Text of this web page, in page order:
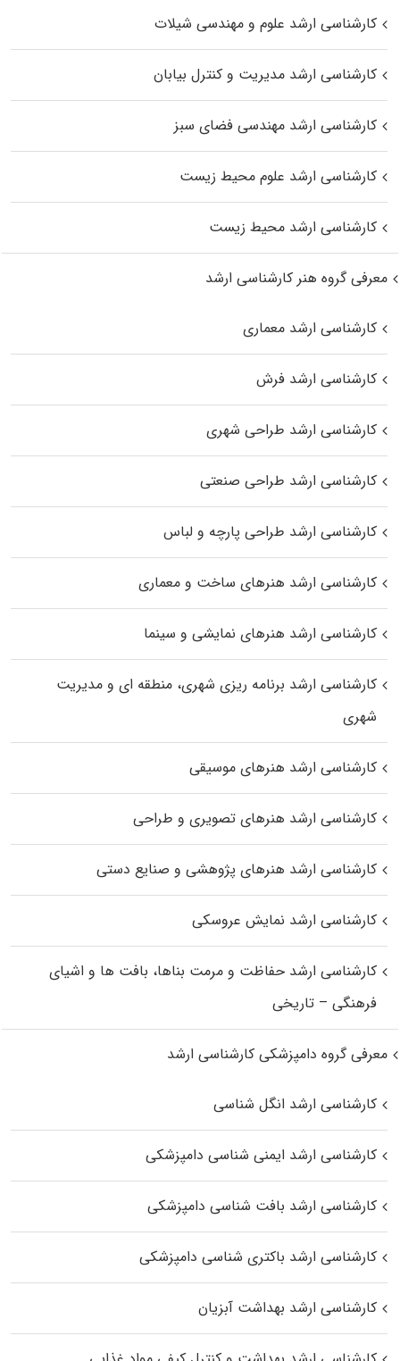
کارشناسی ارشد علوم و مهندسی شیلات
کارشناسی ارشد مدیریت و کنترل بیابان
کارشناسی ارشد مهندسی فضای سبز
کارشناسی ارشد علوم محیط‌ زیست
کارشناسی ارشد محیط زیست
معرفی گروه هنر کارشناسی ارشد
کارشناسی ارشد معماری
کارشناسی ارشد فرش
کارشناسی ارشد طراحی شهری
کارشناسی ارشد طراحی صنعتی
کارشناسی ارشد طراحی پارچه و لباس
کارشناسی ارشد هنرهای ساخت و معماری
کارشناسی ارشد هنرهای نمایشی و سینما
کارشناسی ارشد برنامه ریزی شهری، منطقه‌ ای و مدیریت
شهری
کارشناسی ارشد هنرهای موسیقی
کارشناسی ارشد هنرهای تصویری و طراحی
کارشناسی ارشد هنرهای پژوهشی و صنایع دستی
کارشناسی ارشد نمایش عروسکی
کارشناسی ارشد حفاظت و مرمت بناها، بافت‌ ها و اشیای
فرهنگی – تاریخی
معرفی گروه دامپزشکی کارشناسی ارشد
کارشناسی ارشد انگل شناسی
کارشناسی ارشد ایمنی‌ شناسی دامپزشکی
کارشناسی ارشد بافت‌ شناسی دامپزشکی
کارشناسی ارشد باکتری‌ شناسی دامپزشکی
کارشناسی ارشد بهداشت آبزیان